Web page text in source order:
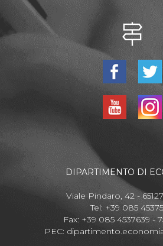
DIPARTIMENTO DI
Viale Pindaro, 42 -
Tel: +39 085
Fax: +39 085 4537639 -
PEC: